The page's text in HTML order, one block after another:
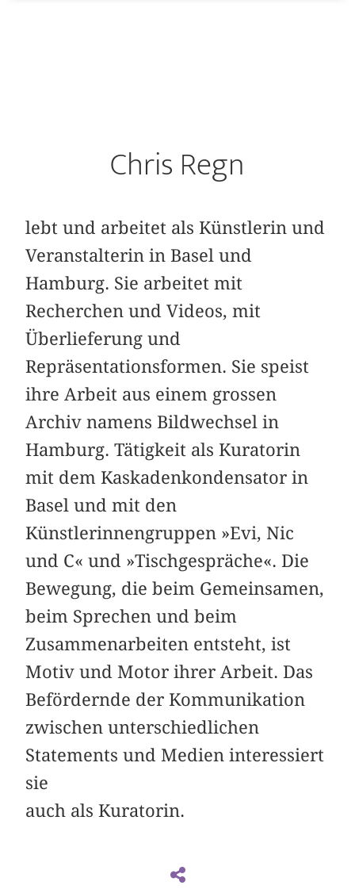
Chris Regn
lebt und arbeitet als Künstlerin und
Veranstalterin in Basel und
Hamburg. Sie arbeitet mit
Recherchen und Videos, mit
Überlieferung und
Repräsentationsformen. Sie speist
ihre Arbeit aus einem grossen
Archiv namens Bildwechsel in
Hamburg. Tätigkeit als Kuratorin
mit dem Kaskadenkondensator in
Basel und mit den
Künstlerinnengruppen »Evi, Nic
und C« und »Tischgespräche«. Die
Bewegung, die beim Gemeinsamen,
beim Sprechen und beim
Zusammenarbeiten entsteht, ist
Motiv und Motor ihrer Arbeit. Das
Befördernde der Kommunikation
zwischen unterschiedlichen
Statements und Medien interessiert
sie
auch als Kuratorin.